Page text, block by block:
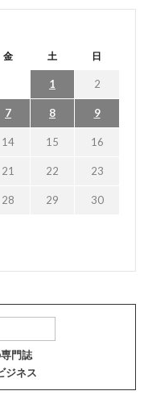
金 土 日
1 2
7 8 9
14 15 16
21 22 23
28 29 30
門誌
ジネス